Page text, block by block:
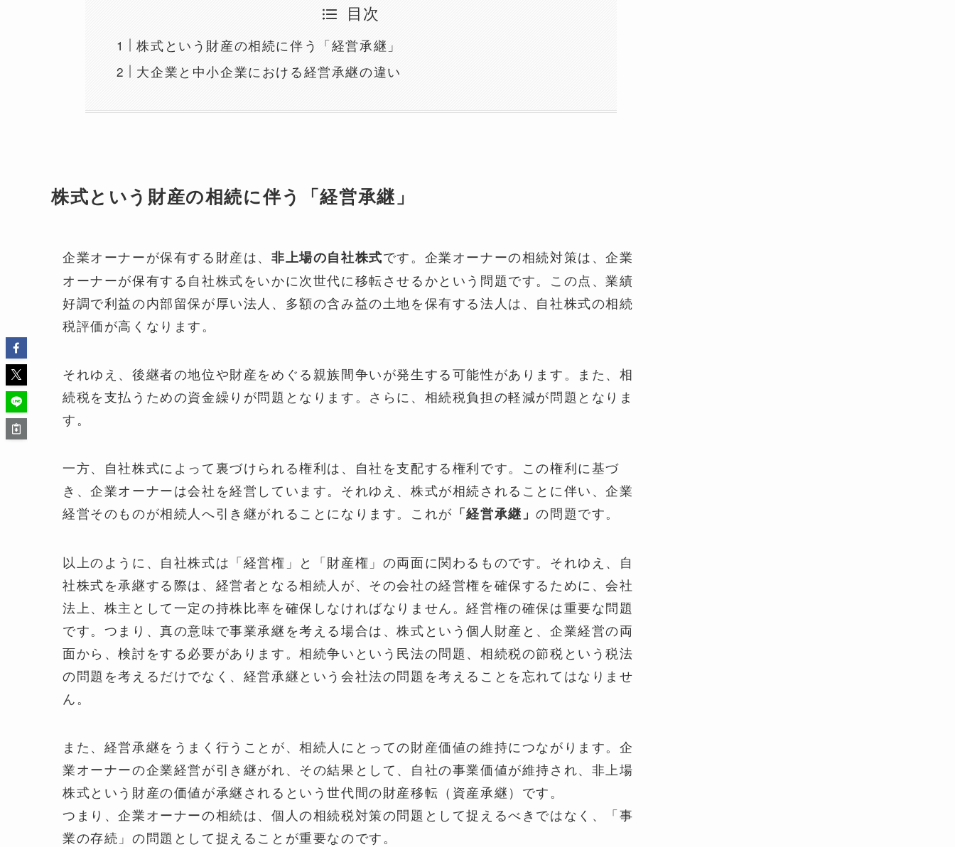
目次
株式という財産の相続に伴う「経営承継」
大企業と中小企業における経営承継の違い
株式という財産の相続に伴う「経営承継」
企業オーナーが保有する財産は、 非上場の自社株式です。企業オーナーの相続対策は、企業
オーナーが保有する自社株式をいかに次世代に移転させるかという問題です。この点、業績
好調で利益の内部留保が厚い法人、多額の含み益の土地を保有する法人は、自社株式の相続
税評価が高くなります。
それゆえ、後継者の地位や財産をめぐる親族間争いが発生する可能性があります。また、相
続税を支払うための資金繰りが問題となります。さらに、相続税負担の軽減が問題となりま
す。
一方、自社株式によって裏づけられる権利は、自社を支配する権利です。この権利に基づ
き、企業オーナーは会社を経営しています。それゆえ、株式が相続されることに伴い、企業
経営そのものが相続人へ引き継がれることになります。これが 「経営承継」の問題です。
以上のように、自社株式は「経営権」と「財産権」の両面に関わるものです。それゆえ、自
社株式を承継する際は、経営者となる相続人が、その会社の経営権を確保するために、会社
法上、株主として一定の持株比率を確保しなければなりません。経営権の確保は重要な問題
です。つまり、真の意味で事業承継を考える場合は、株式という個人財産と、企業経営の両
面から、検討をする必要があります。相続争いという民法の問題、相続税の節税という税法
の問題を考えるだけでなく、経営承継という会社法の問題を考えることを忘れてはなりませ
ん。
また、経営承継をうまく行うことが、相続人にとっての財産価値の維持につながります。企
業オーナーの企業経営が引き継がれ、その結果として、自社の事業価値が維持され、非上場
株式という財産の価値が承継されるという世代間の財産移転（資産承継）です。
つまり、企業オーナーの相続は、個人の相続税対策の問題として捉えるべきではなく、「事
業の存続」の問題として捉えることが重要なのです。